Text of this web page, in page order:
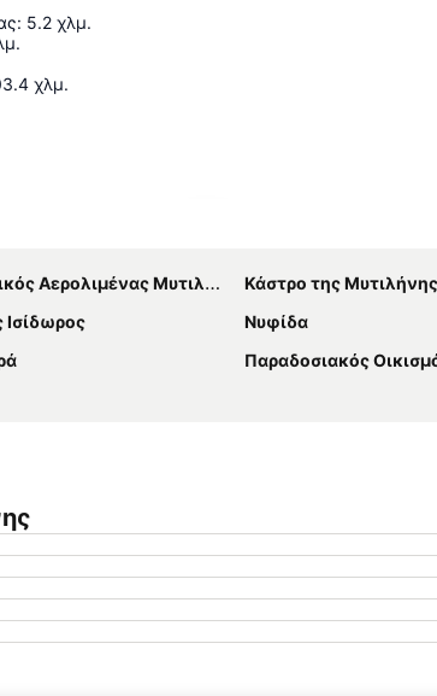
: 5.2 χλμ.
χλμ.
Μυτιλήνης Οδυσσέας Ελύτης
Κάστρο της Μυτιλήνης
Ισίδωρος
Νυφίδα
Παραδοσιακός Οικισμός